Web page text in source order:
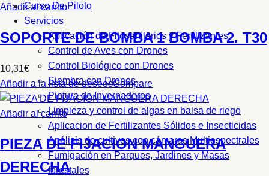
Curso De Piloto
Servicios
Aplicación de Fitosanitarios y Fertilizantes
Control de Aves con Drones
Control Biológico con Drones
Siembra con Drones
Pintura de Invernaderos
Limpieza y control de algas en balsa de riego
Aplicacion de Fertilizantes Sólidos e Insecticidas
Análisis de cultivos con cámaras Multiespectrales
Fumigación en Parques, Jardines y Masas
forestales
Añadir al carrito
SOPORTE DE BOMBA 1 BOMBA 2. T30
10,31€
Añadir a la lista de deseosCompare
Añadir al carrito
PIEZA DE FIJACION MANGUERA
DERECHA